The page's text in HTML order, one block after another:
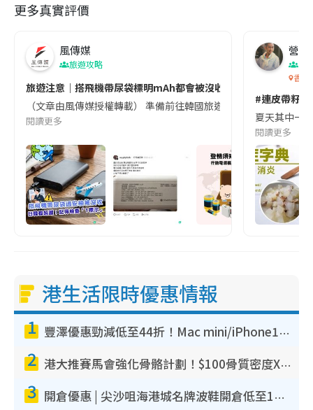
更多真實評價
風傳媒
旅遊攻略
旅遊注意｜搭飛機帶尿袋標明mAh都會被沒收😱出發前切記檢查
（文章由風傳媒授權轉載） 準備前往韓國旅遊的民眾，近期要
閱讀更多
營養
香港
#連皮帶籽
夏天其中一
閱讀更多
港生活限時優惠情報
1 豐澤優惠勁減低至44折！Mac mini/iPhone17Pro大減價！廚房家電$220起
2 港大推賽馬會強化骨骼計劃！$100骨質密度X光檢查 完成免費運動訓練送超市禮券！附參加資格
3 開倉優惠 | 尖沙咀海港城名牌波鞋開倉低至1折！On鞋$899起／Joy&Peace鞋履$98起